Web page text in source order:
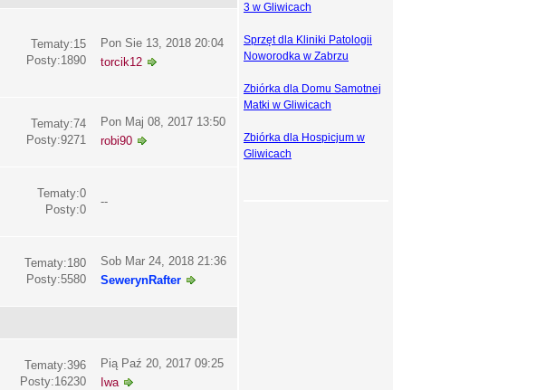
Tematy:15
Posty:1890
Pon Sie 13, 2018 20:04
torcik12
Tematy:74
Posty:9271
Pon Maj 08, 2017 13:50
robi90
Tematy:0
Posty:0
--
Tematy:180
Posty:5580
Sob Mar 24, 2018 21:36
SewerynRafter
Tematy:396
Posty:16230
Pią Paź 20, 2017 09:25
Iwa
3 w Gliwicach
Sprzęt dla Kliniki Patologii
Noworodka w Zabrzu
Zbiórka dla Domu Samotnej
Matki w Gliwicach
Zbiórka dla Hospicjum w
Gliwicach